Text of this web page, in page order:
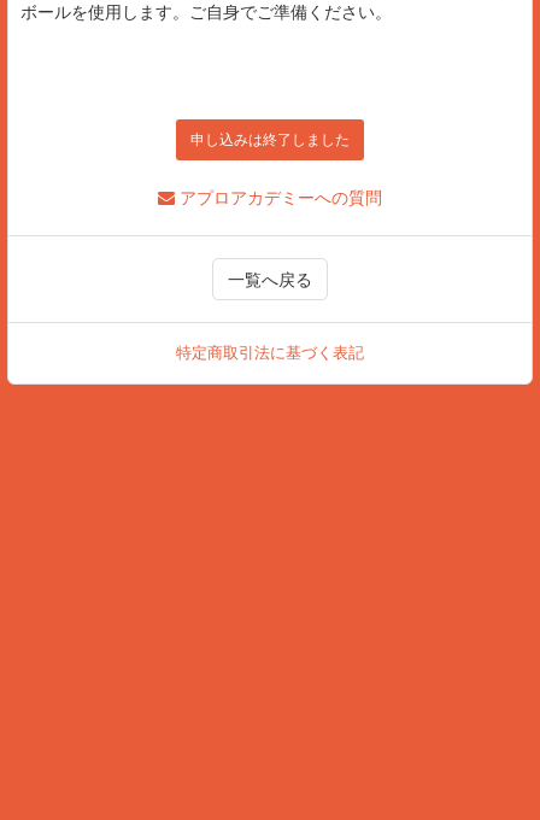
ボールを使用します。ご自身でご準備ください。
申し込みは終了しました
アプロアカデミーへの質問
一覧へ戻る
特定商取引法に基づく表記